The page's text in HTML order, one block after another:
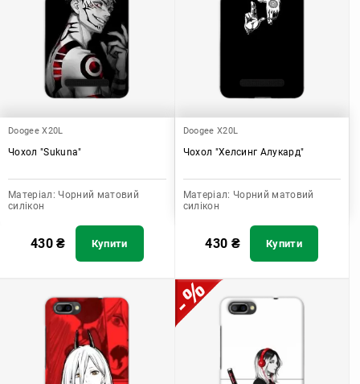
Doogee X20L
Чохол "Sukuna"
Матеріал: Чорний матовий
силікон
430₴ Купити
Doogee X20L
Чохол "Хелсинг Алукард"
Матеріал: Чорний матовий
силікон
430 ₴ Купити